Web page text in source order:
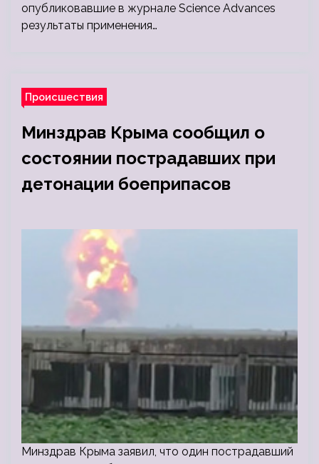
опубликовавшие в журнале Science Advances
результаты применения…
Происшествия
Минздрав Крыма сообщил о
состоянии пострадавших при
детонации боеприпасов
Минздрав Крыма заявил, что один пострадавший